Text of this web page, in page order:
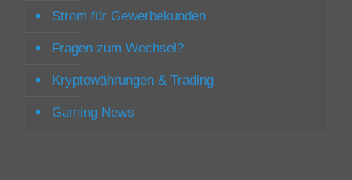
Strom für Gewerbekunden
Fragen zum Wechsel?
Kryptowährungen & Trading
Gaming News